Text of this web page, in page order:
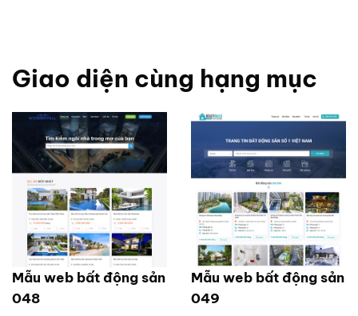
Giao diện cùng hạng mục
Mẫu web bất động sản
048
Mẫu web bất động sản
049